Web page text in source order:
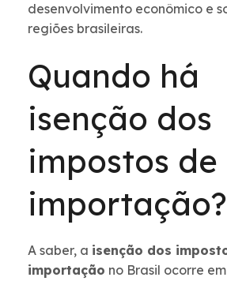
desenvolvimento econômico e
regiões brasileiras.
Quando há
isenção dos
impostos de
importação?
A saber, a isenção dos
importação no Brasil ocorre